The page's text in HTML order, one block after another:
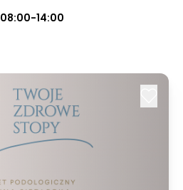
08:00-14:00